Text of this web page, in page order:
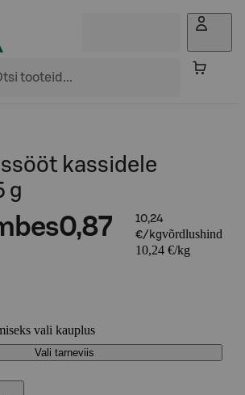
kassidele
g
0,87
10,24
€/kgvõrdlushind
10,24 €/kg
vali kauplus
Vali tarneviis